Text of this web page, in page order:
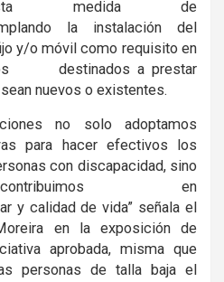
medida de
la instalación del
y/o móvil como requisito en
destinados a prestar
nuevos o existentes.
no solo adoptamos
para hacer efectivos los
con discapacidad, sino
en
y calidad de vida” señala el
en la exposición de
aprobada, misma que
personas de talla baja el